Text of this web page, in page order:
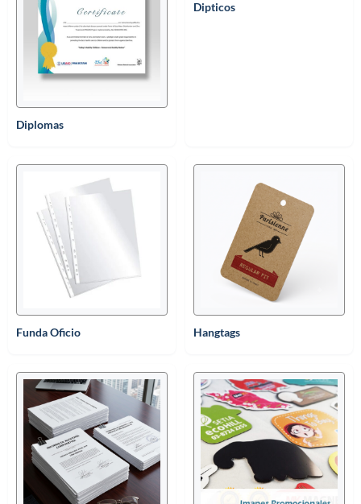
Diplomas
Dipticos
Funda Oficio Hangtags